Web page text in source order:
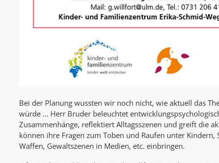
Bei der Planung wussten wir noch nicht, wie aktuell das
würde ... Herr Bruder beleuchtet
Zusammenhänge, reflektiert Alltagsszenen und greift die
können ihre Fragen zum Toben und Raufen unter Kindern,
Waffen, Gewaltszenen in Medien, etc. einbringen.